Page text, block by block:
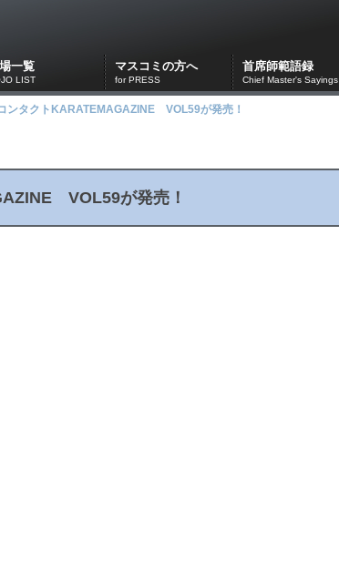
一覧
LIST
マスコミの方へ
for PRESS
首席師範語録
Chief Master's Sayings
ンタクトKARATEMAGAZINE VOL59が発売！
VOL59が発売！